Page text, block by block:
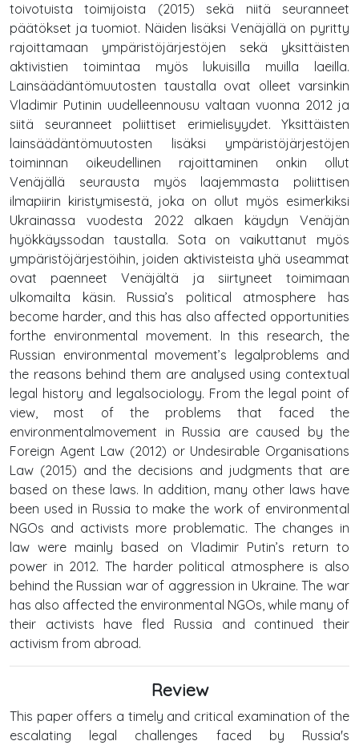
toivotuista toimijoista (2015) sekä niitä seuranneet
päätökset ja tuomiot. Näiden lisäksi Venäjällä on pyritty
rajoittamaan ympäristöjärjestöjen sekä yksittäisten
aktivistien toimintaa myös lukuisilla muilla laeilla.
Lainsäädäntömuutosten taustalla ovat olleet varsinkin
Vladimir Putinin uudelleennousu valtaan vuonna 2012 ja
siitä seuranneet poliittiset erimielisyydet. Yksittäisten
lainsäädäntömuutosten lisäksi ympäristöjärjestöjen
toiminnan oikeudellinen rajoittaminen onkin ollut
Venäjällä seurausta myös laajemmasta poliittisen
ilmapiirin kiristymisestä, joka on ollut myös esimerkiksi
Ukrainassa vuodesta 2022 alkaen käydyn Venäjän
hyökkäyssodan taustalla. Sota on vaikuttanut myös
ympäristöjärjestöihin, joiden aktivisteista yhä useammat
ovat paenneet Venäjältä ja siirtyneet toimimaan
ulkomailta käsin. Russia’s political atmosphere has
become harder, and this has also affected opportunities
forthe environmental movement. In this research, the
Russian environmental movement’s legalproblems and
the reasons behind them are analysed using contextual
legal history and legalsociology. From the legal point of
view, most of the problems that faced the
environmentalmovement in Russia are caused by the
Foreign Agent Law (2012) or Undesirable Organisations
Law (2015) and the decisions and judgments that are
based on these laws. In addition, many other laws have
been used in Russia to make the work of environmental
NGOs and activists more problematic. The changes in
law were mainly based on Vladimir Putin’s return to
power in 2012. The harder political atmosphere is also
behind the Russian war of aggression in Ukraine. The war
has also affected the environmental NGOs, while many of
their activists have fled Russia and continued their
activism from abroad.
Review
This paper offers a timely and critical examination of the
escalating legal challenges faced by Russia's